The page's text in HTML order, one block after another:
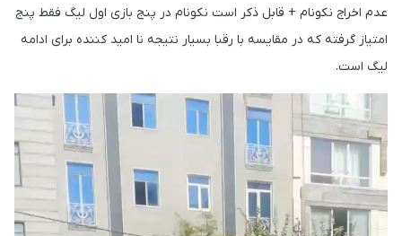
عدم اخراج نکونام + قابل ذکر است نکونام در پنج بازی اول لیگ فقط پنج
امتیاز گرفته که در مقایسه با رقبا بسیار نتیجه نا امید کننده برای ادامه
لیگ است.